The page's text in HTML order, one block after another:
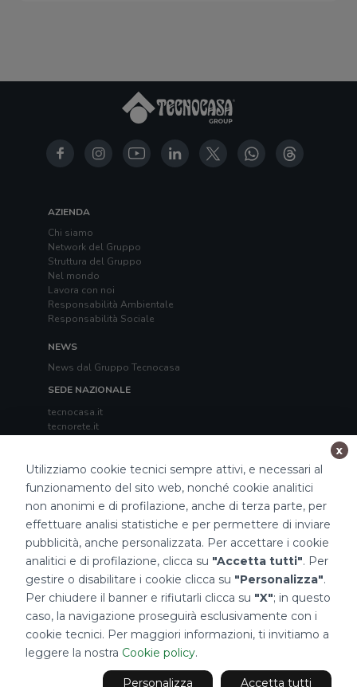
AZIENDA
Chi siamo
Network del Gruppo
Struttura del Gruppo
Nel mondo
Lavora con noi
Responsabilità Ambientale
Responsabilità Sociale
NEWS
News dal Gruppo Tecnocasa
SEDE NAZIONALE
tecnocasa.it
tecnorete.it
TECNOCASA NEL MONDO
Italia,Spagna Ungheria ,Messico,Polonia,Francia,
Tunisia,Thailandia,Repubblica di San Marino
Impostazioni Cookies
2026 Tecnocasa Franchising S.p.A. - P. IVA 08365160152 - Via Monte
autonoma.
Privacy policy | Policy utilizzo Cookie policy
Utilizziamo cookie tecnici sempre attivi, e necessari al
funzionamento del sito web, nonché cookie analitici
non anonimi e di profilazione, anche di terza parte, per
effettuare analisi statistiche e per permettere di inviare
pubblicità, anche personalizzata. Per accettare i cookie
analitici e di profilazione, clicca su "Accetta tutti". Per
gestire o disabilitare i cookie clicca su "Personalizza".
Per chiudere il banner e rifiutarli clicca su "X"; in questo
caso, la navigazione proseguirà esclusivamente con i
cookie tecnici. Per maggiori informazioni, ti invitiamo a
leggere la nostra Cookie policy.
x
Accetta tutti
Personalizza